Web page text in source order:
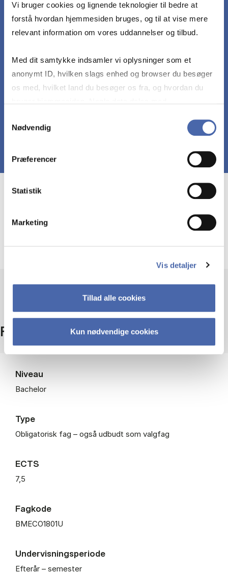
Vi bruger cookies og lignende teknologier til bedre at
forstå hvordan hjemmesiden bruges, og til at vise mere
relevant information om vores uddannelser og tilbud.
Med dit samtykke indsamler vi oplysninger som et
anonymt ID, hvilken slags enhed og browser du besøger
os med, hvilket land du besøger os fra, og hvordan du
markedsføring. Du bestemmer selv - og kan altid trække
Nødvendig
Præferencer
Statistik
Marketing
Vis detaljer
Tillad alle cookies
Kun nødvendige cookies
kunne samarbejde og indgå i dialog om
løsningsmetoderne til sandsynlighedsteoretiske
kunne beskrive og analysere virkelige datadrevne
problemstillinger ved hjælp af simulationsstudier
Course prerequisites
semestre på HA(mat).
Fakta
Niveau
Bachelor
Type
Obligatorisk fag – også udbudt som valgfag
ECTS
7,5
Fagkode
BMECO1801U
Undervisningsperiode
Efterår – semester